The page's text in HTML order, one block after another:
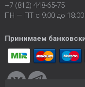
+7 (812) 448-65-75
ПН — ПТ с 9:00 до 18:00
Принимаем